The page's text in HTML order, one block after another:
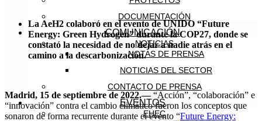
DOCUMENTACIÓN
COMUNICACIÓN
NOTICIAS
NOTAS DE PRENSA
NOTICIAS DEL SECTOR
CONTACTO DE PRENSA
EVENTOS
EHEC
La AeH2 colaboró en el evento de UNIDO “Future
Energy: Green Hydrogen” durante la COP27, donde se
constató la necesidad de no dejar a nadie atrás en el
camino a la descarbonización.
Madrid, 15 de septiembre de 2022.—“Acción”, “colaboración” e
“innovación” contra el cambio climático fueron los conceptos que
sonaron de forma recurrente durante el evento “Future Energy: